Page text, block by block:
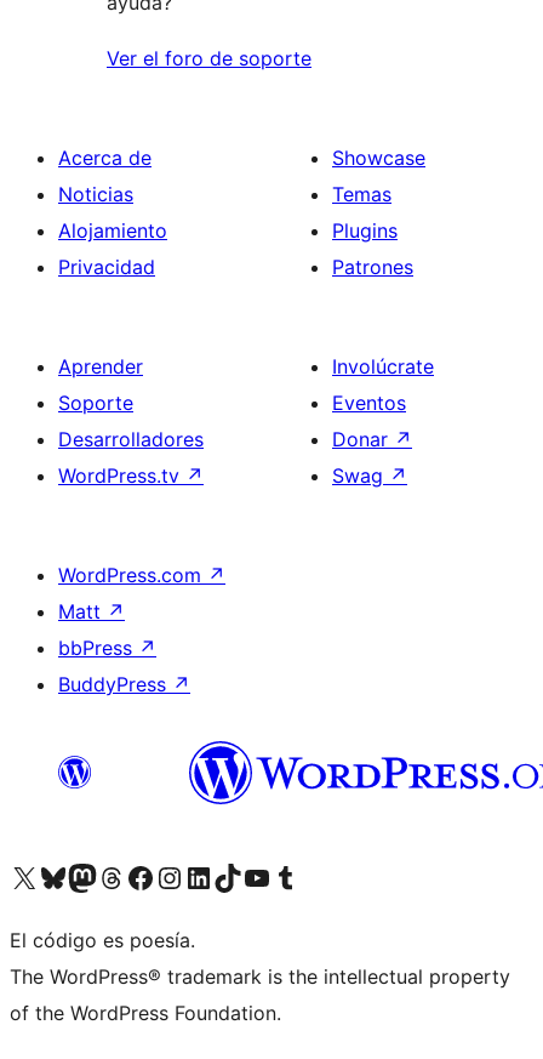
Ver el foro de soporte
Acerca de
Noticias
Alojamiento
Privacidad
Showcase
Temas
Plugins
Patrones
Aprender
Soporte
Desarrolladores
WordPress.tv ↗
Involúcrate
Eventos
Donar ↗
Swag ↗
WordPress.com ↗
Matt ↗
bbPress ↗
BuddyPress ↗
Visita nuestra cuenta de X (anteriormente Twitter)
Visita nuestra cuenta de Bluesky
Visita nuestra cuenta de Mastodon
Visita nuestra cuenta de Threads
Visita nuestra página de Facebook
Visita nuestra cuenta de Instagram
Visita nuestra cuenta de LinkedIn
Visita nuestra cuenta de TikTok
Visita nuestro canal de YouTube
Visita nuestra cuenta de Tumblr
El código es poesía.
The WordPress® trademark is the intellectual property
of the WordPress Foundation.